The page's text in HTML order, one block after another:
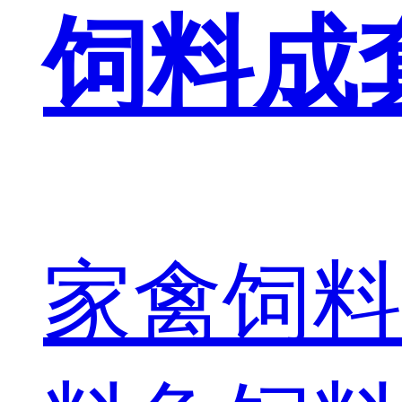
饲料成
家禽饲料